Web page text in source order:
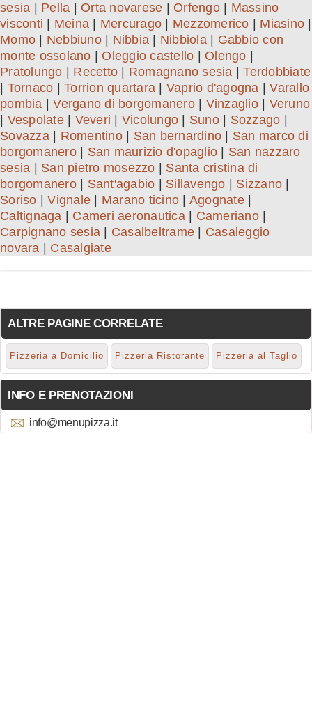
sesia
Pella Orta novarese Orfengo| Massino
visconti
Meina Mercurago Mezzomerico Miasino
Momo
Nebbiuno| Nibbia Nibbiola| Gabbio con
monte ossolano
Oleggio castello Olengo
Pratolungo
Recetto Romagnano sesia |Terdobbiate
Tornaco Torrion quartara Vaprio d'agogna |Varallo
pombia |Vergano di borgomanero| Vinzaglio| Veruno
Vespolate| Veveri Vicolungo Suno| Sozzago
Sovazza| Romentino| San bernardino
San marco di
borgomanero| San maurizio d'opaglio
San nazzaro
sesia
San pietro mosezzo
Santa cristina di
borgomanero| Sant'agabio Sillavengo Sizzano
Soriso |Vignale Marano ticino Agognate|
Caltignaga
Cameri aeronautica| Cameriano|
Carpignano sesia
Casalbeltrame
Casaleggio
novara
Casalgiate
ALTRE PAGINE CORRELATE
Pizzeria a Domicilio Pizzeria Ristorante Pizzeria al Taglio
INFO E PRENOTAZIONI
info@menupizza.it